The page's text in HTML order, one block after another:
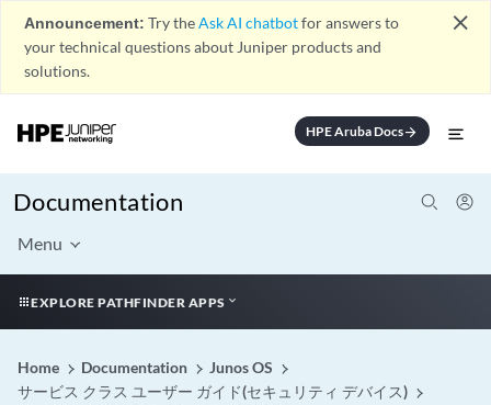
Announcement: Try theAsk AI chatbotfor answers to
your technical questions about Juniper products and
solutions.
close
HPE Aruba Docsarrow_forward
Documentation
Menu
EXPLORE PATHFINDER APPS
Home Documentation
Junos OS
サービス クラス ユーザー ガイド(セキュリティ デバイス)